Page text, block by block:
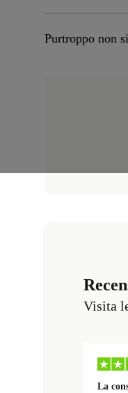
Purtroppo non
Visita
La